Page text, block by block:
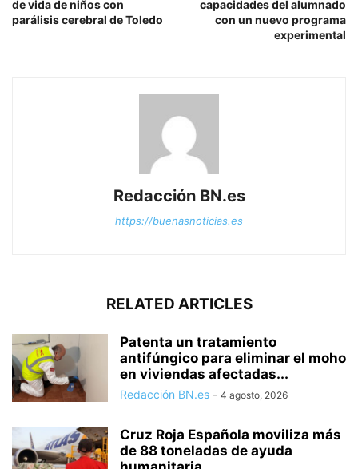
de vida de niños con
parálisis cerebral de Toledo
capacidades del alumnado
con un nuevo programa
experimental
Redacción BN.es
https://buenasnoticias.es
RELATED ARTICLES
Patenta un tratamiento
antifúngico para eliminar el moho
en viviendas afectadas...
Redacción BN.es - 4 agosto, 2026
Cruz Roja Española moviliza más
de 88 toneladas de ayuda